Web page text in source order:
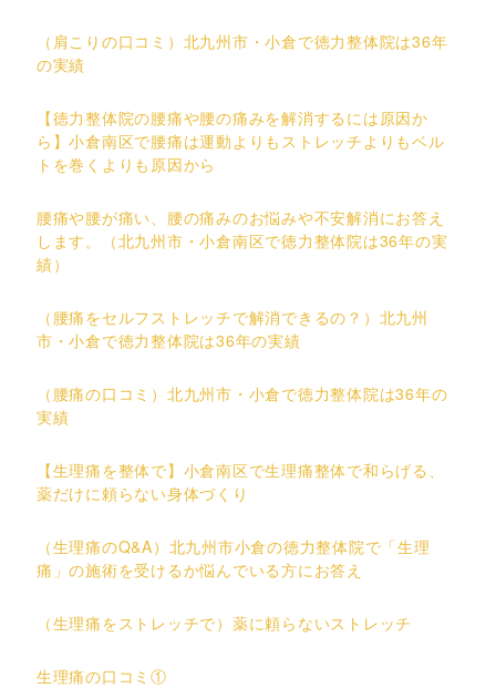
（肩こりの口コミ）北九州市・小倉で徳力整体院は36年
の実績
【徳力整体院の腰痛や腰の痛みを解消するには原因か
ら】小倉南区で腰痛は運動よりもストレッチよりもベル
トを巻くよりも原因から
腰痛や腰が痛い、腰の痛みのお悩みや不安解消にお答え
します。（北九州市・小倉南区で徳力整体院は36年の実
績）
（腰痛をセルフストレッチで解消できるの？）北九州
市・小倉で徳力整体院は36年の実績
（腰痛の口コミ）北九州市・小倉で徳力整体院は36年の
実績
【生理痛を整体で】小倉南区で生理痛整体で和らげる、
薬だけに頼らない身体づくり
（生理痛のQ&A）北九州市小倉の徳力整体院で「生理
痛」の施術を受けるか悩んでいる方にお答え
（生理痛をストレッチで）薬に頼らないストレッチ
生理痛の口コミ①